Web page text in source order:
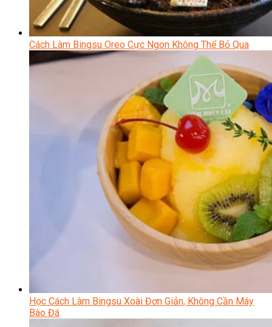
Cách Làm Bingsu Oreo Cực Ngon Không Thể Bỏ Qua
Học Cách Làm Bingsu Xoài Đơn Giản, Không Cần Máy
Bào Đá